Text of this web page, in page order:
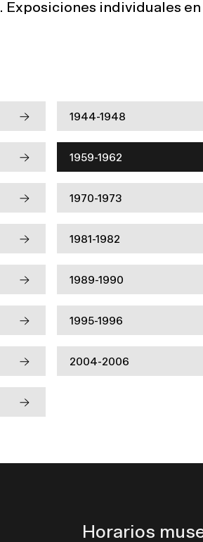
. Exposiciones individuales en
1944-1948
1959-1962
1970-1973
1981-1982
1989-1990
1995-1996
2004-2006
Horarios